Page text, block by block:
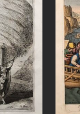
/